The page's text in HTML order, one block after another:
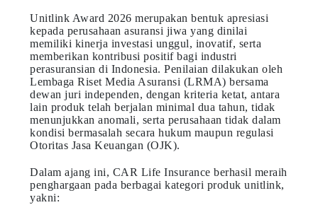
Unitlink Award 2026 merupakan bentuk apresiasi
kepada perusahaan asuransi jiwa yang dinilai
memiliki kinerja investasi unggul, inovatif, serta
memberikan kontribusi positif bagi industri
perasuransian di Indonesia. Penilaian dilakukan oleh
Lembaga Riset Media Asuransi (LRMA) bersama
dewan juri independen, dengan kriteria ketat, antara
lain produk telah berjalan minimal dua tahun, tidak
menunjukkan anomali, serta perusahaan tidak dalam
kondisi bermasalah secara hukum maupun regulasi
Otoritas Jasa Keuangan (OJK).
Dalam ajang ini, CAR Life Insurance berhasil meraih
penghargaan pada berbagai kategori produk unitlink,
yakni: